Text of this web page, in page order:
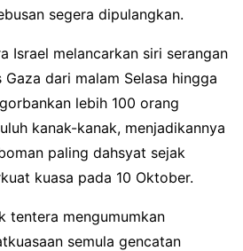
segera dipulangkan.
Israel melancarkan siri serangan
dari malam Selasa hingga
lebih 100 orang
kanak-kanak, menjadikannya
paling dahsyat sejak
kuasa pada 10 Oktober.
tentera mengumumkan
semula gencatan